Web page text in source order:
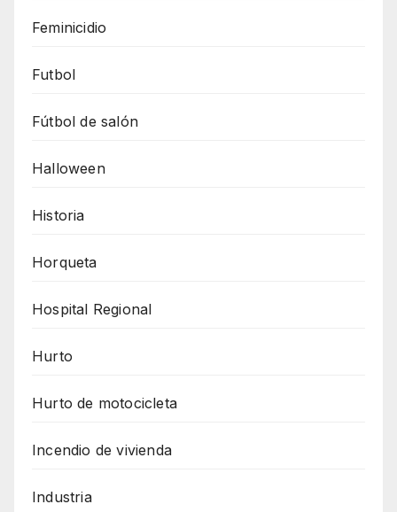
Feminicidio
Futbol
Fútbol de salón
Halloween
Historia
Horqueta
Hospital Regional
Hurto
Hurto de motocicleta
Incendio de vivienda
Industria